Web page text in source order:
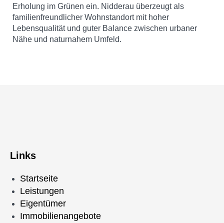
Erholung im Grünen ein. Nidderau überzeugt als
familienfreundlicher Wohnstandort mit hoher
Lebensqualität und guter Balance zwischen urbaner
Nähe und naturnahem Umfeld.
Links
Startseite
Leistungen
Eigentümer
Immobilienangebote